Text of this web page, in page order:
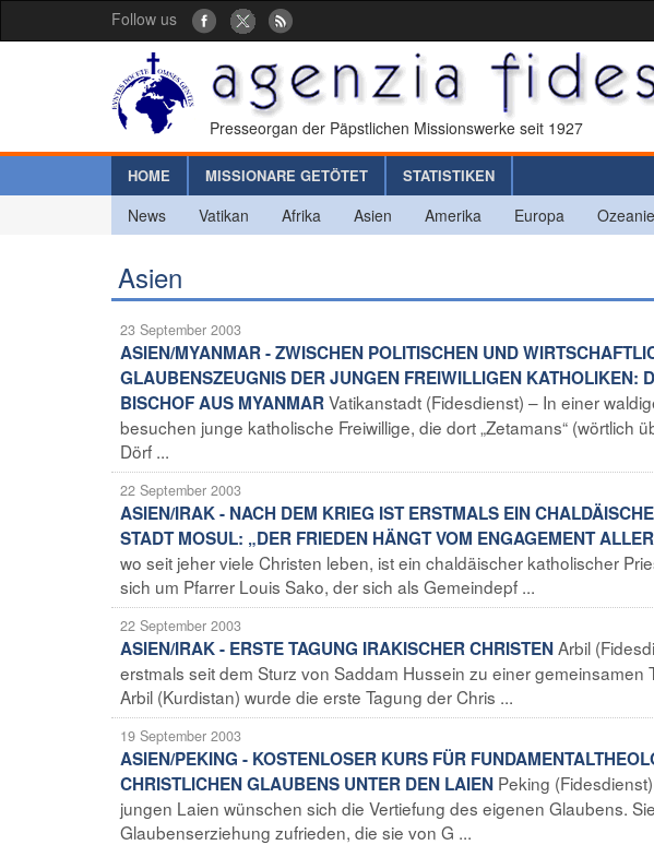
Follow us
Presseorgan der Päpstlichen Missionswerke seit 1927
HOME MISSIONARE GETÖTET STATISTIKEN
News Vatikan Afrika Asien Amerika Europa
Asien
23 September 2003
ASIEN/MYANMAR - ZWISCHEN POLITISCHEN UND
GLAUBENSZEUGNIS DER JUNGEN FREIWILLIGEN KATHOLIKEN:
BISCHOF AUS MYANMARVatikanstadt (Fidesdienst) – In einer
besuchen junge katholische Freiwillige, die dort „Zetamans“ (wörtlich
Dörf ...
22 September 2003
ASIEN/IRAK - NACH DEM KRIEG IST ERSTMALS EIN
STADT MOSUL: „DER FRIEDEN HÄNGT VOM ENGAGEMENT
wo seit jeher viele Christen leben, ist ein chaldäischer katholischer
sich um Pfarrer Louis Sako, der sich als Gemeindepf ...
22 September 2003
ASIEN/IRAK - ERSTE TAGUNG IRAKISCHER CHRISTENArbil
erstmals seit dem Sturz von Saddam Hussein zu einer gemeinsamen
Arbil (Kurdistan) wurde die erste Tagung der Chris ...
19 September 2003
ASIEN/PEKING - KOSTENLOSER KURS FÜR
CHRISTLICHEN GLAUBENS UNTER DEN LAIEN Peking
jungen Laien wünschen sich die Vertiefung des eigenen Glaubens.
Glaubenserziehung zufrieden, die sie von G ...